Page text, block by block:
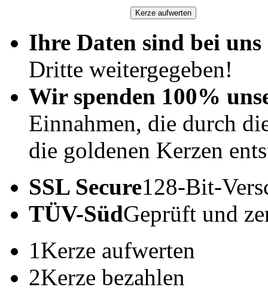
Ihre Daten sind bei uns
Dritte weitergegeben!
Wir spenden 100%
Einnahmen, die durch
die goldenen Kerzen
SSL Secure128-Bit-
TÜV-SüdGeprüft und
1Kerze aufwerten
2Kerze bezahlen